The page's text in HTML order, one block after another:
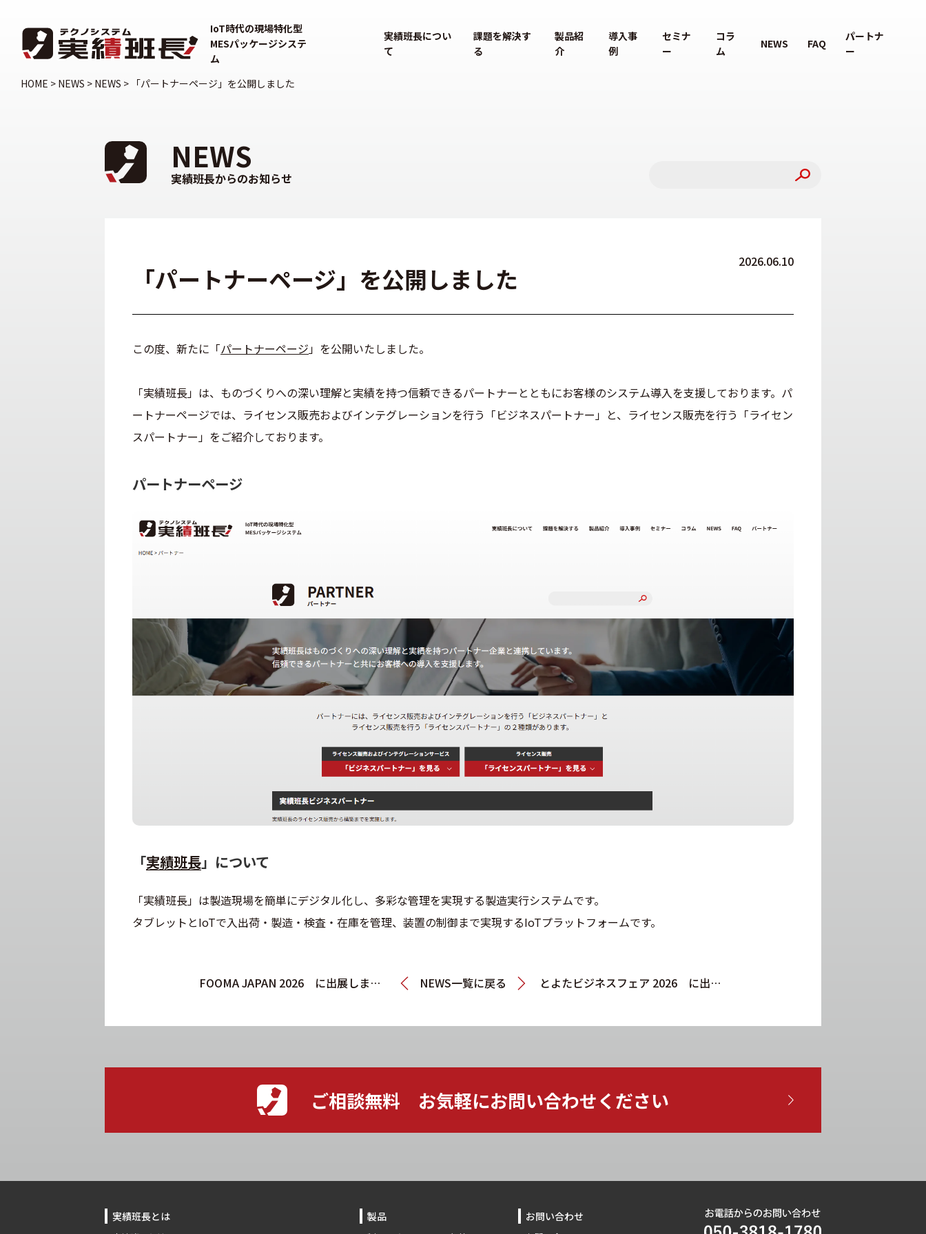
IoT時代の現場特化型
MESパッケージシステ
ム
実績班長につい
て
課題を解決す
る
製品紹
介
導入事
例
セミナ
ー
コラ
ム
NEWS FAQ
パートナ
ー
HOME > NEWS > NEWS > 「パートナーページ」を公開しました
NEWS
実績班長からのお知らせ
2026.06.10
「パートナーページ」を公開しました
この度、新たに「パートナーページ 」を公開いたしました。
「実績班長」は、ものづくりへの深い理解と実績を持つ信頼できるパートナーとともにお客様のシステム導入を支援しております。パ
ートナーページでは、ライセンス販売およびインテグレーションを行う「ビジネスパートナー」と、ライセンス販売を行う「ライセン
スパートナー」をご紹介しております。
パートナーページ
「実績班長」について
「実績班長」は製造現場を簡単にデジタル化し、多彩な管理を実現する製造実行システムです。
タブレットとIoTで入出荷・製造・検査・在庫を管理、装置の制御まで実現するIoTプラットフォームです。
FOOMA JAPAN 2026 に出展しました NEWS一覧に戻る とよたビジネスフェア 2026 に出展しました
ご相談無料 お気軽にお問い合わせください
実績班長とは 製品 お問い合わせ